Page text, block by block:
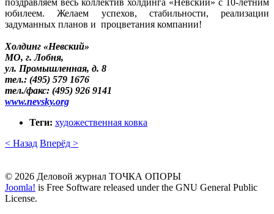
юбилеем. Желаем успехов, стабильности, реализации
задуманных планов и процветания компании!
Холдинг «Невский»
МО, г. Лобня,
ул. Промышленная, д. 8
тел.: (495) 579 1676
тел./факс: (495) 926 9141
www.nevsky.org
Теги: художественная ковка
< Назад Вперёд >
© 2026 Деловой журнал ТОЧКА ОПОРЫ
Joomla! is Free Software released under the GNU General Public
License.